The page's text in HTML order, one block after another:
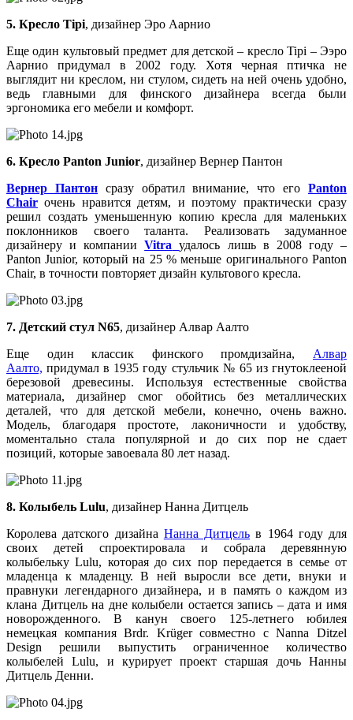
5. Кресло Tipi, дизайнер Эро Аарнио
Еще один культовый предмет для детской – кресло Tipi – Ээро
Аарнио придумал в 2002 году. Хотя черная птичка не
выглядит ни креслом, ни стулом, сидеть на ней очень удобно,
ведь главными для финского дизайнера всегда были
эргономика его мебели и комфорт.
6. Кресло Panton Junior, дизайнер Вернер Пантон
Вернер Пантонсразу обратил внимание, что егоPanton
Chair очень нравится детям, и поэтому практически сразу
решил создать уменьшенную копию кресла для маленьких
поклонников своего таланта. Реализовать задуманное
дизайнеру и компанииVitra
удалось лишь в 2008 году –
Panton Junior, который на 25 % меньше оригинального Panton
Chair, в точности повторяет дизайн культового кресла.
7. Детский стул N65, дизайнер Алвар Аалто
Еще один классик финского промдизайна, Алвар
Аалто, придумал в 1935 году стульчик № 65 из гнутоклееной
березовой древесины. Используя естественные свойства
материала, дизайнер смог обойтись без металлических
деталей, что для детской мебели, конечно, очень важно.
Модель, благодаря простоте, лаконичности и удобству,
моментально стала популярной и до сих пор не сдает
позиций, которые завоевала 80 лет назад.
8. Колыбель Lulu, дизайнер Нанна Дитцель
Королева датского дизайна Нанна Дитцель в 1964 году для
своих детей спроектировала и собрала деревянную
колыбельку Lulu, которая до сих пор передается в семье от
младенца к младенцу. В ней выросли все дети, внуки и
правнуки легендарного дизайнера, и в память о каждом из
клана Дитцель на дне колыбели остается запись – дата и имя
новорожденного. В канун своего 125-летнего юбилея
немецкая компания Brdr. Krüger совместно с Nanna Ditzel
Design решили выпустить ограниченное количество
колыбелей Lulu, и курирует проект старшая дочь Нанны
Дитцель Денни.